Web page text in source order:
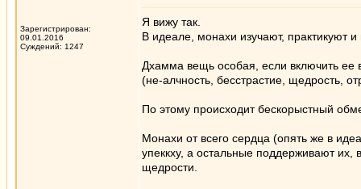
Зарегистрирован:
09.01.2016
Суждений: 1247
Я вижу так.
В идеале, монахи изучают, практикуют
Дхамма вещь особая, если включить ее
(не-алчность, бесстрастие, щедрость,
По этому происходит бескорыстный
Монахи от всего сердца (опять же в
упеккху, а остальные поддерживают
щедрости.